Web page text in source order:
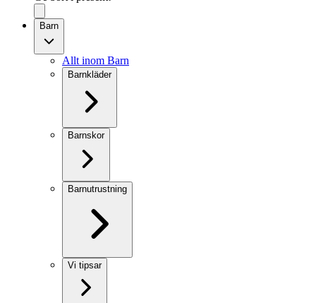
Barn
Allt inom Barn
Barnkläder
Barnskor
Barnutrustning
Vi tipsar